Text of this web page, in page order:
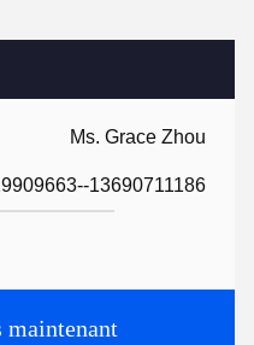
Ms. Grace Zhou
13690711186
maintenant